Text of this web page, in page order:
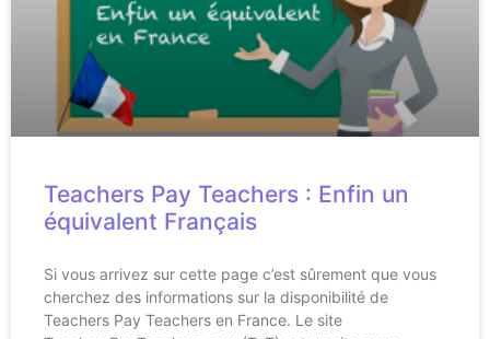
Teachers Pay Teachers : Enfin un
équivalent Français
Si vous arrivez sur cette page c’est sûrement que vous
cherchez des informations sur la disponibilité de
Teachers Pay Teachers en France. Le site